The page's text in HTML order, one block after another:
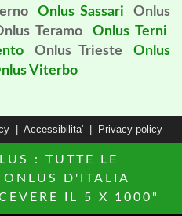
Onlus Sassari
Onlus
Teramo
Onlus Terni
Onlus Trieste
Onlus
Viterbo
| Accessibilita'| Privacy policy
: TUTTE LE
D'ITALIA
IL 5 X 1000"